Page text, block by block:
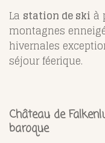
La station de ski à
montagnes
hivernales
séjour féerique.
Château de
baroque